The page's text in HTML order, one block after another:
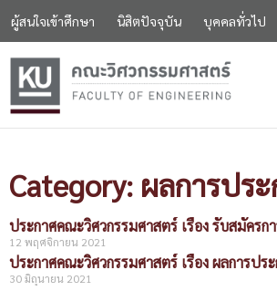
ผู้สนใจเข้าศึกษา นิสิตปัจจุบัน บุคคลทั่วไป
Category: ผลการปร
ประกาศคณะวิศวกรรมศาสตร์ เรื่อง รับสมัคร
12 พฤศจิกายน 2021
ประกาศคณะวิศวกรรมศาสตร์ เรื่อง ผลการป
30 มิถุนายน 2021